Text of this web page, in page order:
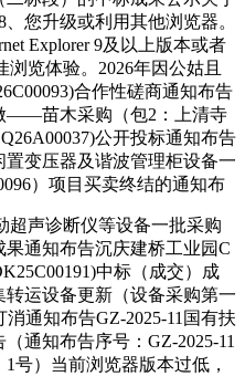
您升级或利用其他浏览器。
Explorer 9及以上版本或者
览体验。2026年因公姑且
合作性磋商通知布告
——苗木采购（包2：上清寺
公开投标通知布告
变压器及谐波管理柜设备一
）项目买卖终结的通知布
超声诊断仪等设备一批采购
果通知布告沉庆建桥工业园C
中标（成交）成
运设备更新（设备采购第一
通知布告GZ-2025-11国有扶
通知布告序号：GZ-2025-11
号）当前浏览器版本过低，